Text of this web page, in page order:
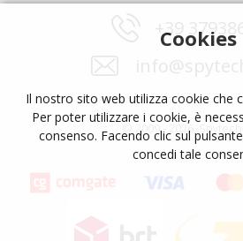
+39
© 2009 - 2026,
Cookies
Il nostro sito web utilizza cookie che
Per poter utilizzare i cookie, è
consenso. Facendo clic sul pulsante
concedi tale